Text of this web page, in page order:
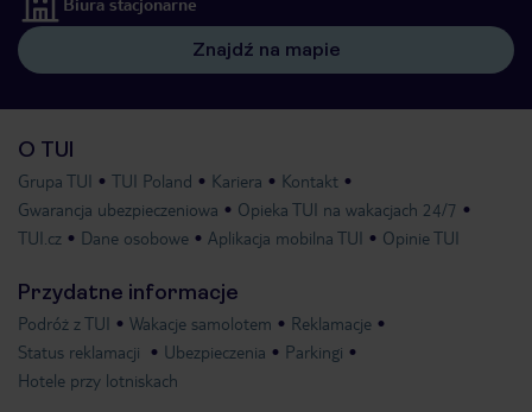
Znajdź na mapie
O TUI
Grupa TUI TUI Poland Kariera
Kontakt
Gwarancja ubezpieczeniowa
Opieka TUI na wakacjach 24/7
TUI.cz
Dane osobowe Aplikacja mobilna TUI Opinie TUI
Przydatne informacje
Podróż z TUI Wakacje samolotem
Reklamacje
Status reklamacji
Ubezpieczenia
Parkingi
Hotele przy lotniskach